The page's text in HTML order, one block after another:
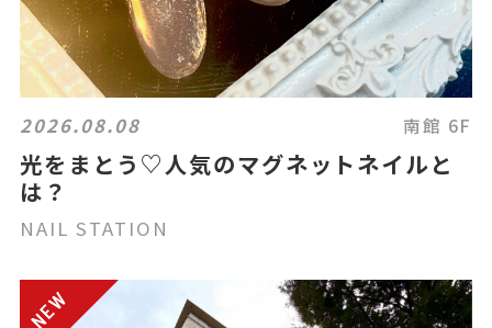
2026.08.08 南館 6F
光をまとう♡人気のマグネットネイルと
は？
NAIL STATION